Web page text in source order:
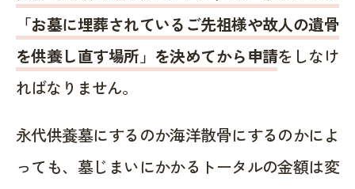
「お墓に埋葬されているご先祖様や故人の遺骨
を供養し直す場所」を決めてから申請をしなけ
ればなりません。
永代供養墓にするのか海洋散骨にするのかによ
っても、墓じまいにかかるトータルの金額は変